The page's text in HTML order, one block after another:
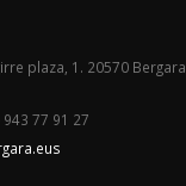
plaza, 1. 20570 Bergara
77 91 27